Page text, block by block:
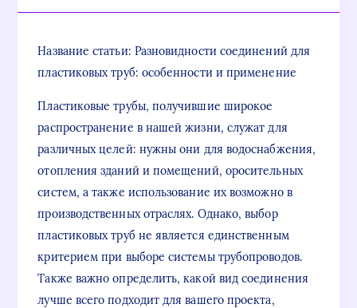
Название статьи: Разновидности соединений для
пластиковых труб: особенности и применение
Пластиковые трубы, получившие широкое
распространение в нашей жизни, служат для
различных целей: нужны они для водоснабжения,
отопления зданий и помещений, оросительных
систем, а также использование их возможно в
производственных отраслях. Однако, выбор
пластиковых труб не является единственным
критерием при выборе системы трубопроводов.
Также важно определить, какой вид соединения
лучше всего подходит для вашего проекта,